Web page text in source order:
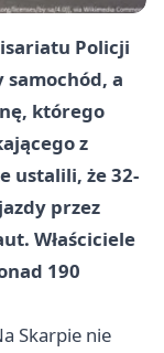
Policji
samochód, a
którego
z
ustalili, że 32-
przez
Właściciele
190
Skarpie nie